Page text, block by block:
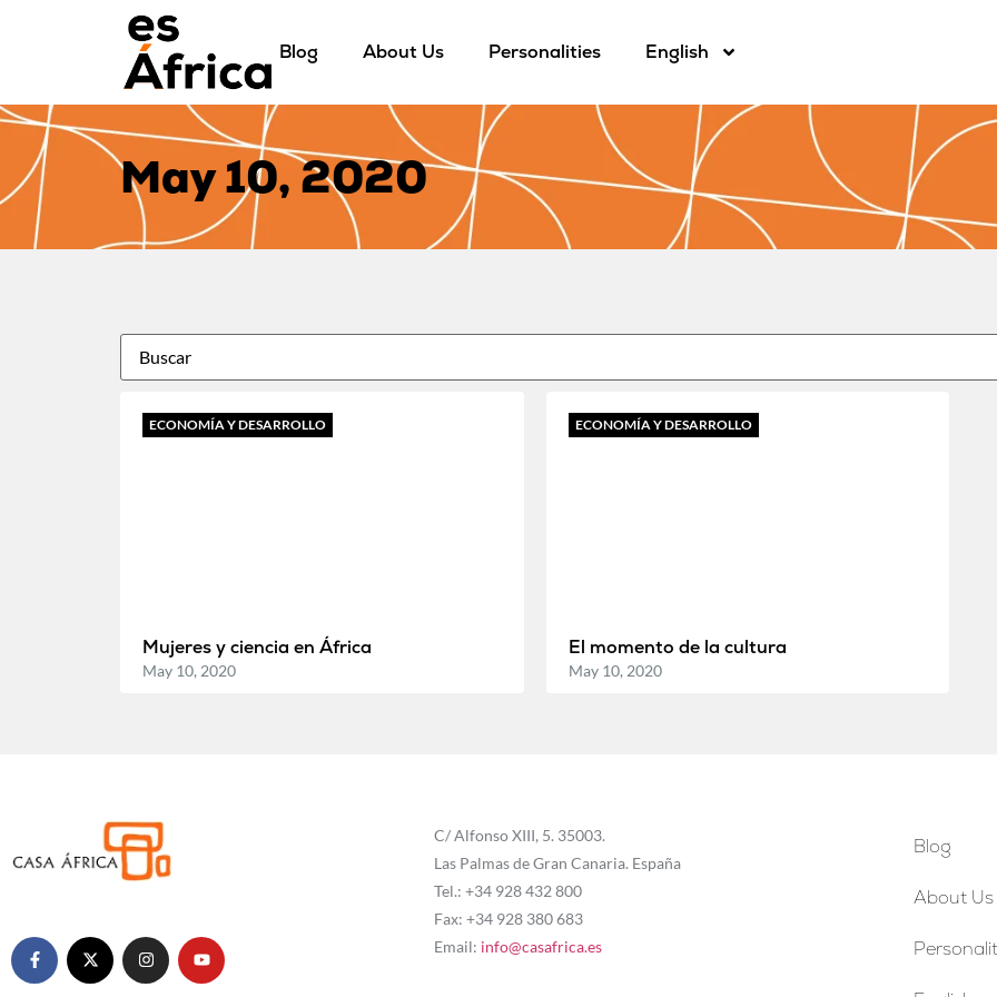
Blog About Us Personalities English
May 10, 2020
ECONOMÍA Y DESARROLLO
Mujeres y ciencia en África
May 10, 2020
ECONOMÍA Y DESARROLLO
El momento de la cultura
May 10, 2020
C/ Alfonso XIII, 5. 35003.
Las Palmas de Gran Canaria. España
Tel.: +34 928 432 800
Fax: +34 928 380 683
Email: info@casafrica.es
Blog
About Us